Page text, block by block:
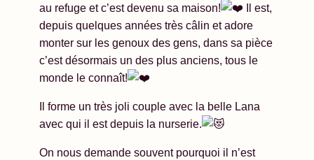
au refuge et c’est devenu sa maison!
Il est,
depuis quelques années très câlin et adore
monter sur les genoux des gens, dans sa pièce
c’est désormais un des plus anciens, tous le
monde le connaît!
Il forme un très joli couple avec la belle Lana
avec qui il est depuis la nurserie.
On nous demande souvent pourquoi il n’est